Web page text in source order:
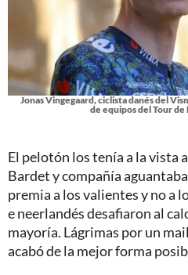
Jonas Vingegaard, ciclista danés del
de equipos del Tour de
El pelotón los tenía a la vista
Bardet y compañía
premia a los valientes y no a
e neerlandés desafiaron al
mayoría. Lágrimas por un
acabó de la mejor forma